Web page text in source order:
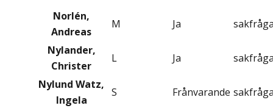
Norlén,
Andreas
M Ja
Nylander,
Christer
L Ja
Nylund Watz,
Ingela
S Frånvarande